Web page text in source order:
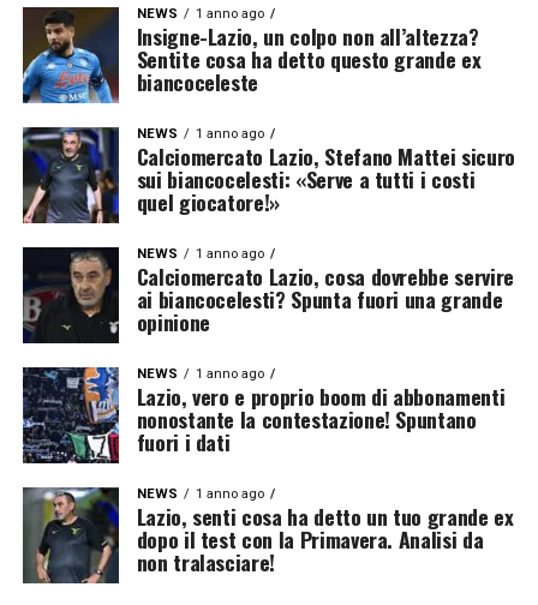
NEWS 1 anno ago
Insigne-Lazio, un colpo non all’altezza?
Sentite cosa ha detto questo grande ex
biancoceleste
NEWS 1 anno ago
Calciomercato Lazio, Stefano Mattei sicuro
sui biancocelesti: «Serve a tutti i costi
quel giocatore!»
NEWS 1 anno ago
Calciomercato Lazio, cosa dovrebbe servire
ai biancocelesti? Spunta fuori una grande
opinione
NEWS 1 anno ago
Lazio, vero e proprio boom di abbonamenti
nonostante la contestazione! Spuntano
fuori i dati
NEWS 1 anno ago
Lazio, senti cosa ha detto un tuo grande ex
dopo il test con la Primavera. Analisi da
non tralasciare!